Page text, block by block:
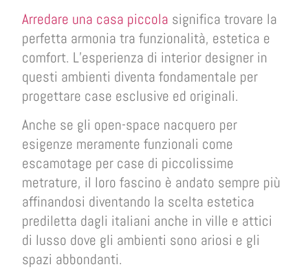
Arredare una casa piccola significa trovare la
perfetta armonia tra funzionalità, estetica e
comfort. L’esperienza di interior designer in
questi ambienti diventa fondamentale per
progettare case esclusive ed originali.
Anche se gli open-space nacquero per
esigenze meramente funzionali come
escamotage per case di piccolissime
metrature, il loro fascino è andato sempre più
affinandosi diventando la scelta estetica
prediletta dagli italiani anche in ville e attici
di lusso dove gli ambienti sono ariosi e gli
spazi abbondanti.